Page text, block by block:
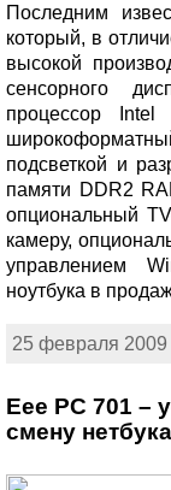
Последним
который, в
высокой
сенсорного
процессор
подсветкой и
памяти DDR2
опциональный
камеру,
управлением
ноутбука в
25 февраля 2009
Eee PC 701 –
смену